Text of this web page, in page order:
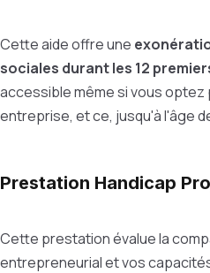
Cette aide offre une
sociales durant les 12
accessible même si vous optez
entreprise, et ce, jusqu'à l'âge
Prestation Handicap
Cette prestation évalue la
entrepreneurial et vos